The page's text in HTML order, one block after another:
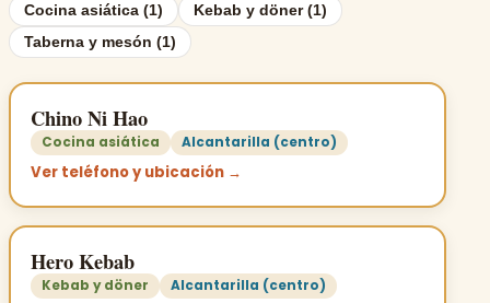
Cocina asiática (1)
Kebab y döner (1)
Taberna y mesón (1)
Chino Ni Hao
Cocina asiática Alcantarilla (centro)
Ver teléfono y ubicación →
Hero Kebab
Kebab y döner Alcantarilla (centro)